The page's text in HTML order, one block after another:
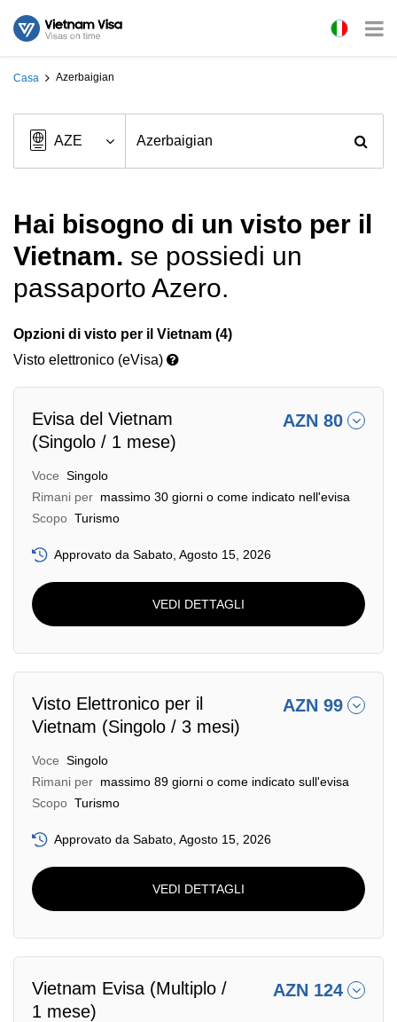
Casa Azerbaigian
Hai bisogno di un visto per il
Vietnam. se possiedi un
passaporto Azero.
Opzioni di visto per il Vietnam (4)
Visto elettronico (eVisa)
Evisa del Vietnam
(Singolo / 1 mese)
AZN 80
Voce Singolo
Rimani per massimo 30 giorni o come indicato nell'evisa
Scopo Turismo
Approvato da Sabato, Agosto 15, 2026
VEDI DETTAGLI
Visto Elettronico per il
Vietnam (Singolo / 3 mesi)
AZN 99
Voce Singolo
Rimani per massimo 89 giorni o come indicato sull'evisa
Scopo Turismo
Approvato da Sabato, Agosto 15, 2026
VEDI DETTAGLI
Vietnam Evisa (Multiplo /
1 mese)
AZN 124